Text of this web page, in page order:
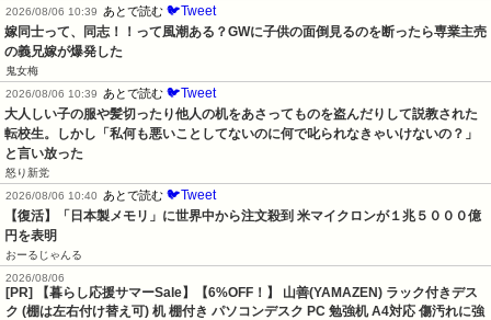
2026/08/06 10:39
あとで読む 🐦Tweet
嫁同士って、同志！！って風潮ある？GWに子供の面倒見るのを断ったら専業主売
の義兄嫁が爆発した
鬼女梅
2026/08/06 10:39
あとで読む 🐦Tweet
大人しい子の服や髪切ったり他人の机をあさってものを盗んだりして説教された
転校生。しかし「私何も悪いことしてないのに何で叱られなきゃいけないの？」
と言い放った
怒り新党
2026/08/06 10:40
あとで読む 🐦Tweet
【復活】「日本製メモリ」に世界中から注文殺到 米マイクロンが１兆５０００億
円を表明
おーるじゃんる
2026/08/06
[PR] 【暮らし応援サマーSale】【6%OFF！】 山善(YAMAZEN) ラック付きデス
ク (棚は左右付け替え可) 机 棚付き パソコンデスク PC 勉強机 A4対応 傷汚れに強